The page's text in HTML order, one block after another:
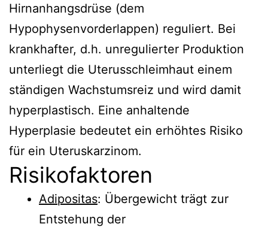
Hirnanhangsdrüse (dem
Hypophysenvorderlappen) reguliert. Bei
krankhafter, d.h. unregulierter Produktion
unterliegt die Uterusschleimhaut einem
ständigen Wachstumsreiz und wird damit
hyperplastisch. Eine anhaltende
Hyperplasie bedeutet ein erhöhtes Risiko
für ein Uteruskarzinom.
Risikofaktoren
Adipositas: Übergewicht trägt zur
Entstehung der